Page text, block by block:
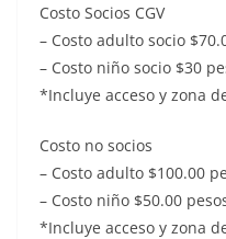
Costo Socios CGV
– Costo adulto socio
– Costo niño socio $30
*Incluye acceso y zona
Costo no socios
– Costo adulto $100.00
– Costo niño $50.00
*Incluye acceso y zona